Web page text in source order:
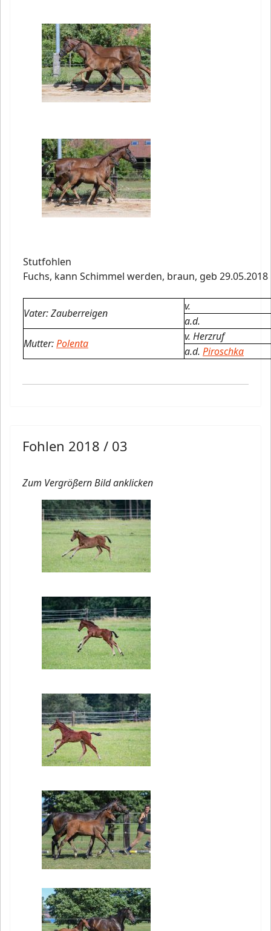
Stutfohlen
Fuchs, kann Schimmel werden, braun, geb 29.05.2018
Vater: Zauberreigen
v.
a.d.
Mutter:Polenta
v. Herzruf
a.d. Piroschka
Fohlen 2018 / 03
Zum Vergrößern Bild anklicken